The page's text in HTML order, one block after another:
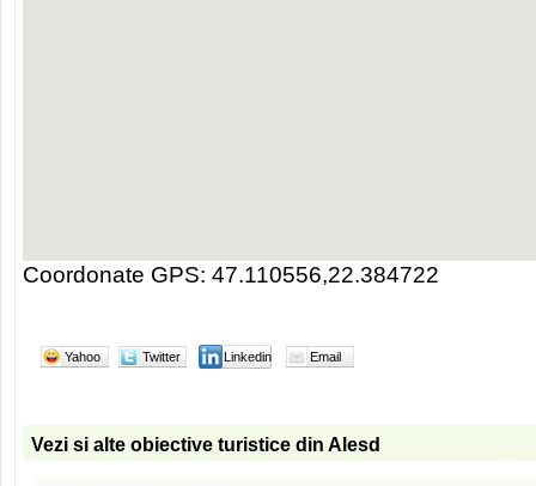
Coordonate GPS: 47.110556,22.384722
Yahoo Twitter Linkedin Email
Vezi si alte obiective turistice din Alesd